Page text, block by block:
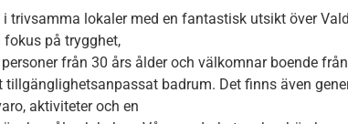
trivsamma lokaler med en fantastisk utsikt över
på trygghet,
från 30 års ålder och välkomnar boende
tillgänglighetsanpassat badrum. Det finns även
aktiviteter och en